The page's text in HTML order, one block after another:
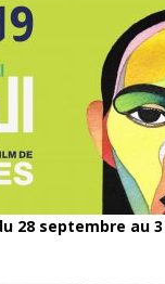
28 septembre au